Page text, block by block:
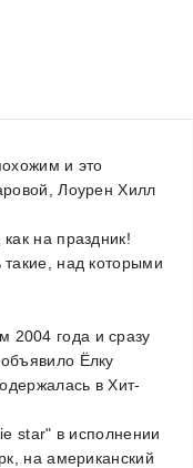
и это
Лоурен Хилл
на праздник!
над которыми
2004 года и сразу
Ёлку
в Хит-
star" в исполнении
на американский